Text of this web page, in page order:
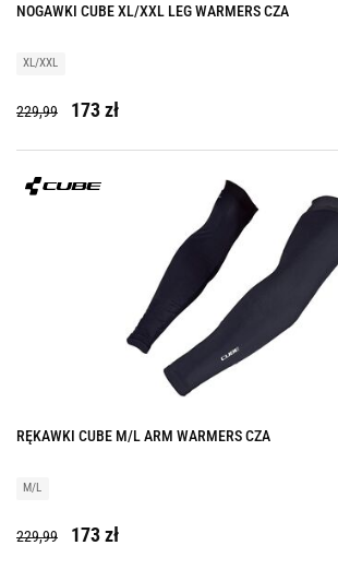
NOGAWKI CUBE XL/XXL LEG WARMERS CZA
XL/XXL
229,99 173 zł
RĘKAWKI CUBE M/L ARM WARMERS CZA
M/L
229,99 173 zł